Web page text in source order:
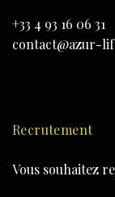
+33 4 93 16 06 31
contact@azur-
Recrutement
Vous souhaitez